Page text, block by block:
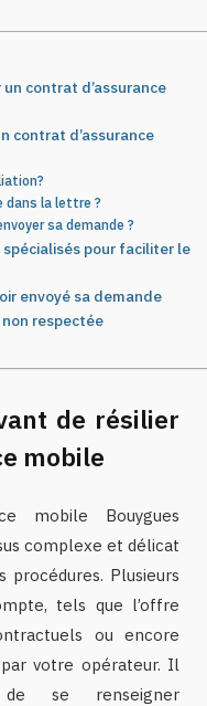
contrat d’assurance
contrat d’assurance
dans la lettre ?
sa demande ?
spécialisés pour faciliter le
envoyé sa demande
respectée
de résilier
mobile
mobile Bouygues
complexe et délicat
Plusieurs
tels que l’offre
ou encore
votre opérateur. Il
se renseigner